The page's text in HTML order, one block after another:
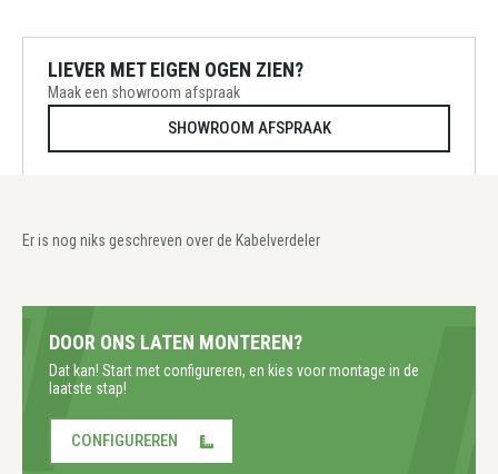
LIEVER MET EIGEN OGEN ZIEN?
Maak een showroom afspraak
SHOWROOM AFSPRAAK
Er is nog niks geschreven over de Kabelverdeler
DOOR ONS LATEN MONTEREN?
Dat kan! Start met configureren, en kies voor montage in de
laatste stap!
CONFIGUREREN